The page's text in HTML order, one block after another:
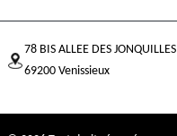
78 BIS ALLEE DES JONQUILLES
69200 Venissieux